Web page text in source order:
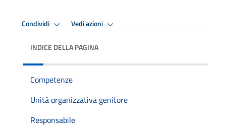
Condividi Vedi azioni
INDICE DELLA PAGINA
Competenze
Unità organizzativa genitore
Responsabile